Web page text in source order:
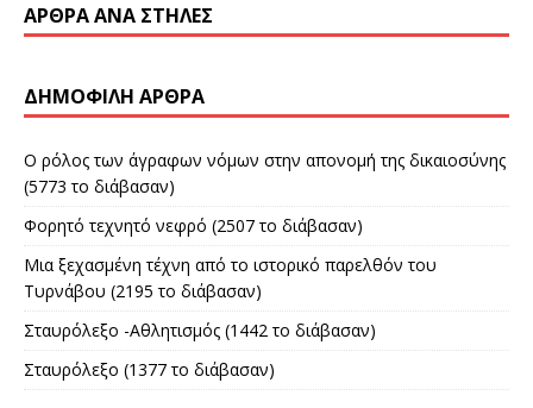
ΆΡΘΡΑ ΑΝΆ ΣΤΉΛΕΣ
ΔΗΜΟΦΙΛΉ ΆΡΘΡΑ
Ο ρόλος των άγραφων νόμων στην απονομή της δικαιοσύνης
(5773 το διάβασαν)
Φορητό τεχνητό νεφρό (2507 το διάβασαν)
Μια ξεχασμένη τέχνη από το ιστορικό παρελθόν του
Τυρνάβου (2195 το διάβασαν)
Σταυρόλεξο -Αθλητισμός (1442 το διάβασαν)
Σταυρόλεξο (1377 το διάβασαν)